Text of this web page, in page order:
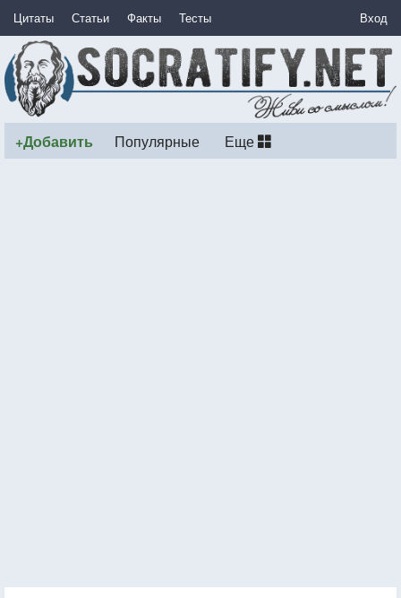
Цитаты Статьи Факты Тесты Вход
+Добавить Популярные Еще